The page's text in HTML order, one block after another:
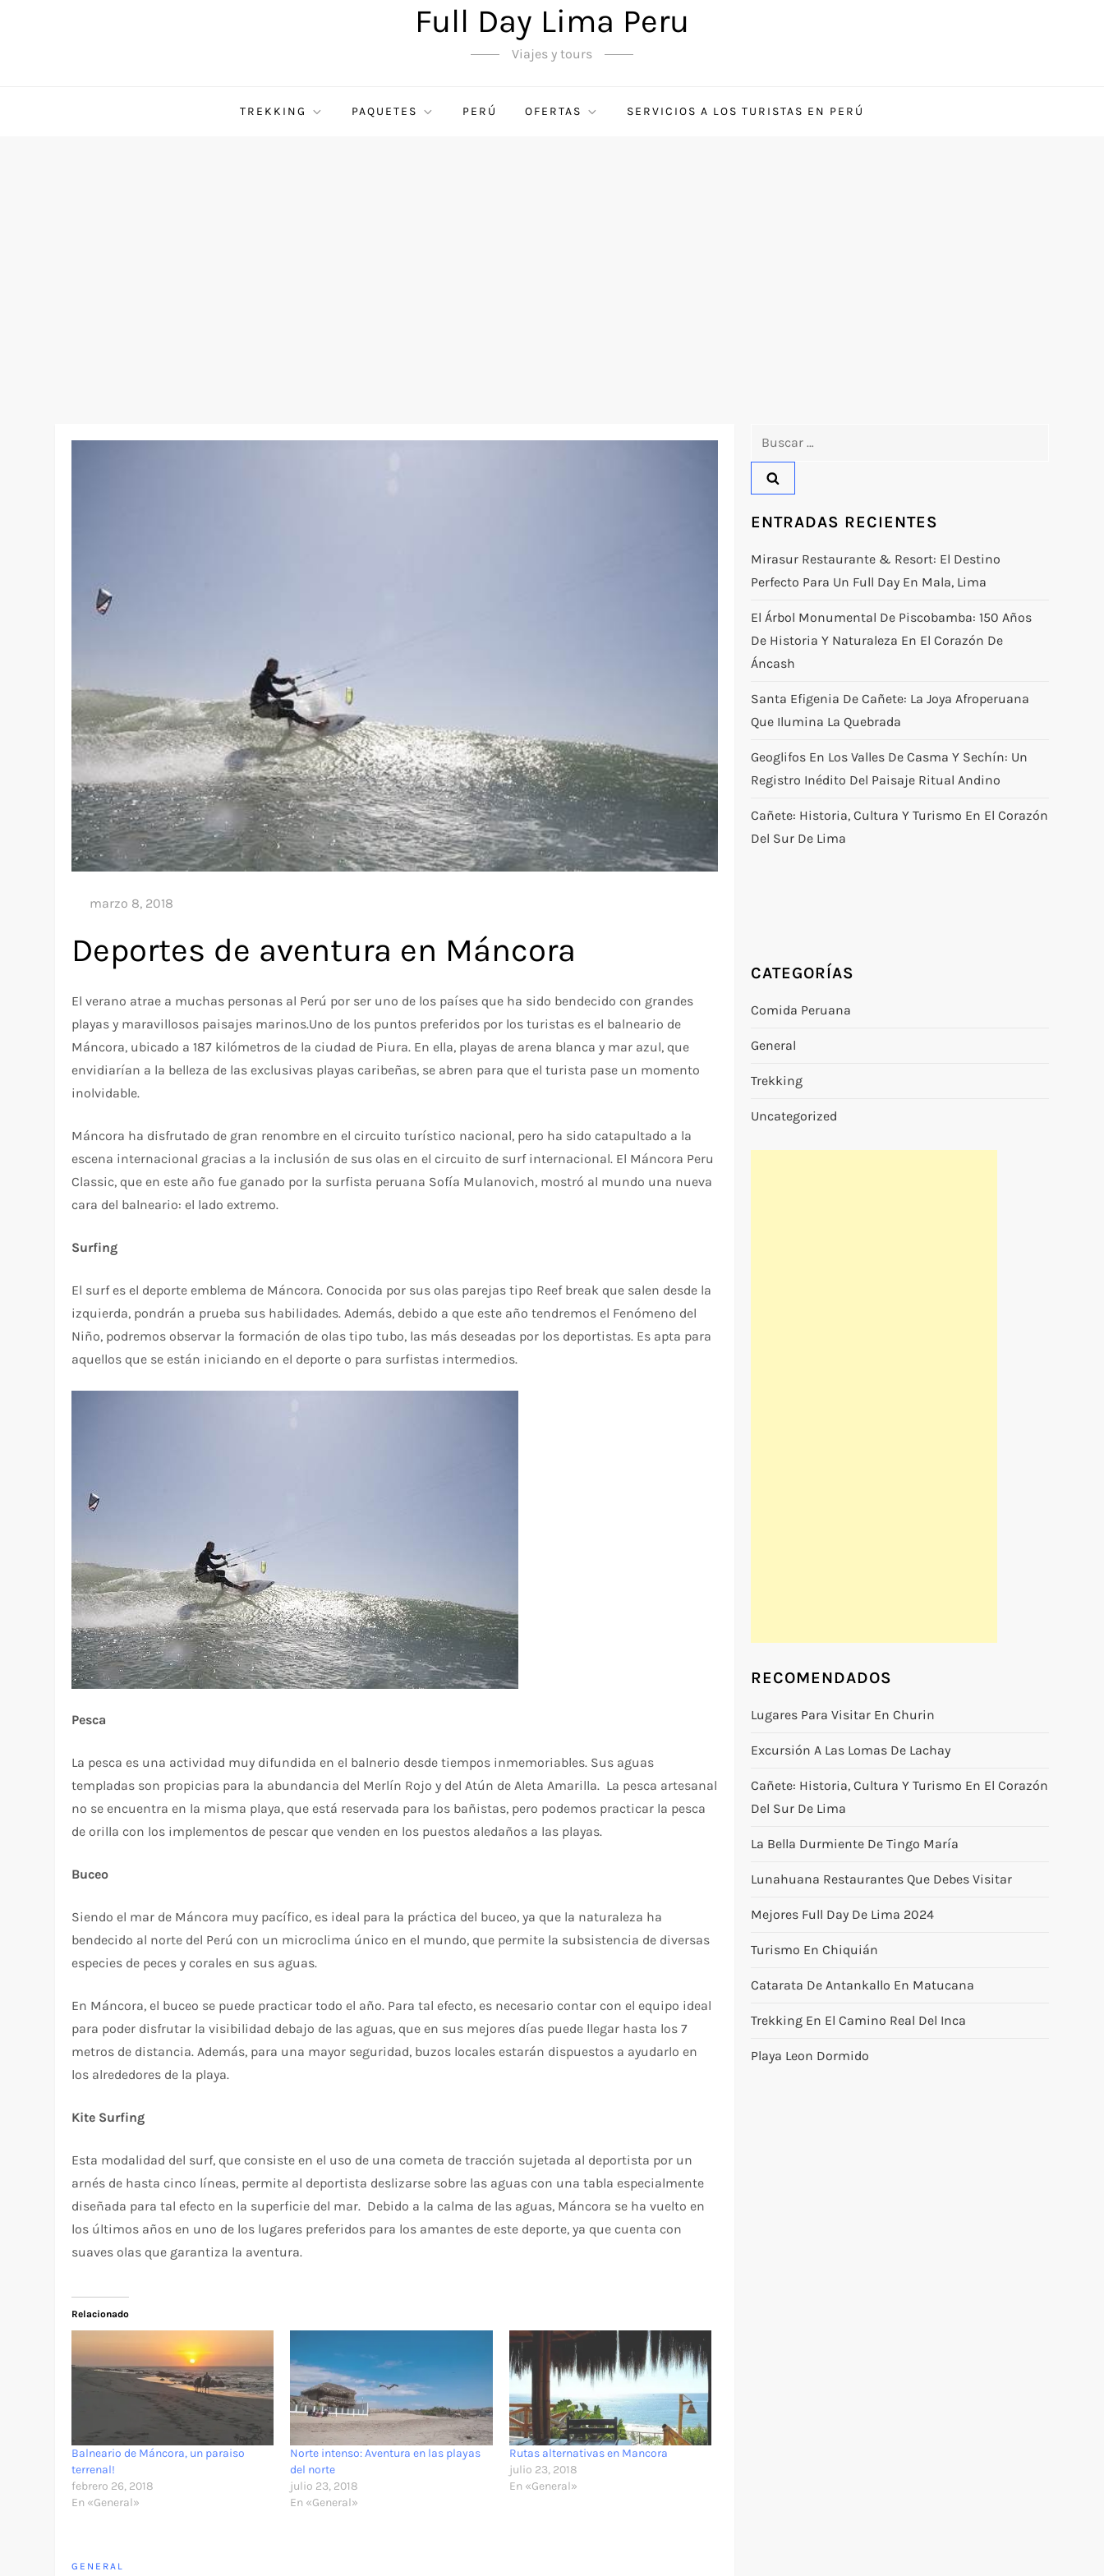
Full Day Lima Peru
Viajes y tours
TREKKING PAQUETES PERÚ OFERTAS SERVICIOS A LOS TURISTAS EN PERÚ
Deportes de aventura en Máncora
El verano atrae a muchas personas al Perú por ser uno de los países que ha sido bendecido con grandes
playas y maravillosos paisajes marinos.Uno de los puntos preferidos por los turistas es el balneario de
Máncora, ubicado a 187 kilómetros de la ciudad de Piura. En ella, playas de arena blanca y mar azul, que
envidiarían a la belleza de las exclusivas playas caribeñas, se abren para que el turista pase un momento
inolvidable.
Máncora ha disfrutado de gran renombre en el circuito turístico nacional, pero ha sido catapultado a la
escena internacional gracias a la inclusión de sus olas en el circuito de surf internacional. El Máncora Peru
Classic, que en este año fue ganado por la surfista peruana Sofía Mulanovich, mostró al mundo una nueva
cara del balneario: el lado extremo.
Surfing
El surf es el deporte emblema de Máncora. Conocida por sus olas parejas tipo Reef break que salen desde la
izquierda, pondrán a prueba sus habilidades. Además, debido a que este año tendremos el Fenómeno del
Niño, podremos observar la formación de olas tipo tubo, las más deseadas por los deportistas. Es apta para
aquellos que se están iniciando en el deporte o para surfistas intermedios.
Pesca
La pesca es una actividad muy difundida en el balnerio desde tiempos inmemoriables. Sus aguas
templadas son propicias para la abundancia del Merlín Rojo y del Atún de Aleta Amarilla. La pesca artesanal
no se encuentra en la misma playa, que está reservada para los bañistas, pero podemos practicar la pesca
de orilla con los implementos de pescar que venden en los puestos aledaños a las playas.
Buceo
Siendo el mar de Máncora muy pacífico, es ideal para la práctica del buceo, ya que la naturaleza ha
bendecido al norte del Perú con un microclima único en el mundo, que permite la subsistencia de diversas
especies de peces y corales en sus aguas.
En Máncora, el buceo se puede practicar todo el año. Para tal efecto, es necesario contar con el equipo ideal
para poder disfrutar la visibilidad debajo de las aguas, que en sus mejores días puede llegar hasta los 7
metros de distancia. Además, para una mayor seguridad, buzos locales estarán dispuestos a ayudarlo en
los alrededores de la playa.
Kite Surfing
Esta modalidad del surf, que consiste en el uso de una cometa de tracción sujetada al deportista por un
arnés de hasta cinco líneas, permite al deportista deslizarse sobre las aguas con una tabla especialmente
diseñada para tal efecto en la superficie del mar. Debido a la calma de las aguas, Máncora se ha vuelto en
los últimos años en uno de los lugares preferidos para los amantes de este deporte, ya que cuenta con
suaves olas que garantiza la aventura.
Relacionado
Balneario de Máncora, un paraiso
terrenal!
febrero 26, 2018
En «General»
Norte intenso: Aventura en las playas
del norte
julio 23, 2018
En «General»
Rutas alternativas en Mancora
julio 23, 2018
En «General»
GENERAL
ENTRADAS RECIENTES
Mirasur Restaurante & Resort: El Destino
Perfecto Para Un Full Day En Mala, Lima
El Árbol Monumental De Piscobamba: 150 Años
De Historia Y Naturaleza En El Corazón De
Áncash
Santa Efigenia De Cañete: La Joya Afroperuana
Que Ilumina La Quebrada
Geoglifos En Los Valles De Casma Y Sechín: Un
Registro Inédito Del Paisaje Ritual Andino
Cañete: Historia, Cultura Y Turismo En El Corazón
Del Sur De Lima
CATEGORÍAS
Comida Peruana
General
Trekking
Uncategorized
RECOMENDADOS
Lugares Para Visitar En Churin
Excursión A Las Lomas De Lachay
Cañete: Historia, Cultura Y Turismo En El Corazón
Del Sur De Lima
La Bella Durmiente De Tingo María
Lunahuana Restaurantes Que Debes Visitar
Mejores Full Day De Lima 2024
Turismo En Chiquián
Catarata De Antankallo En Matucana
Trekking En El Camino Real Del Inca
Playa Leon Dormido